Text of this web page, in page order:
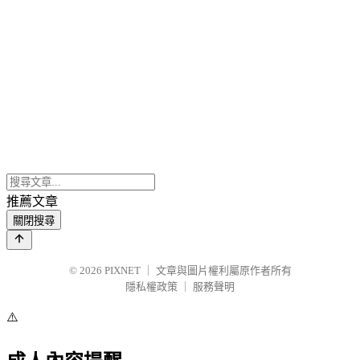
推薦文章
關閉搜尋
© 2026 PIXNET
文章與圖片權利屬原作者所有
隱私權政策
服務聲明
⚠️